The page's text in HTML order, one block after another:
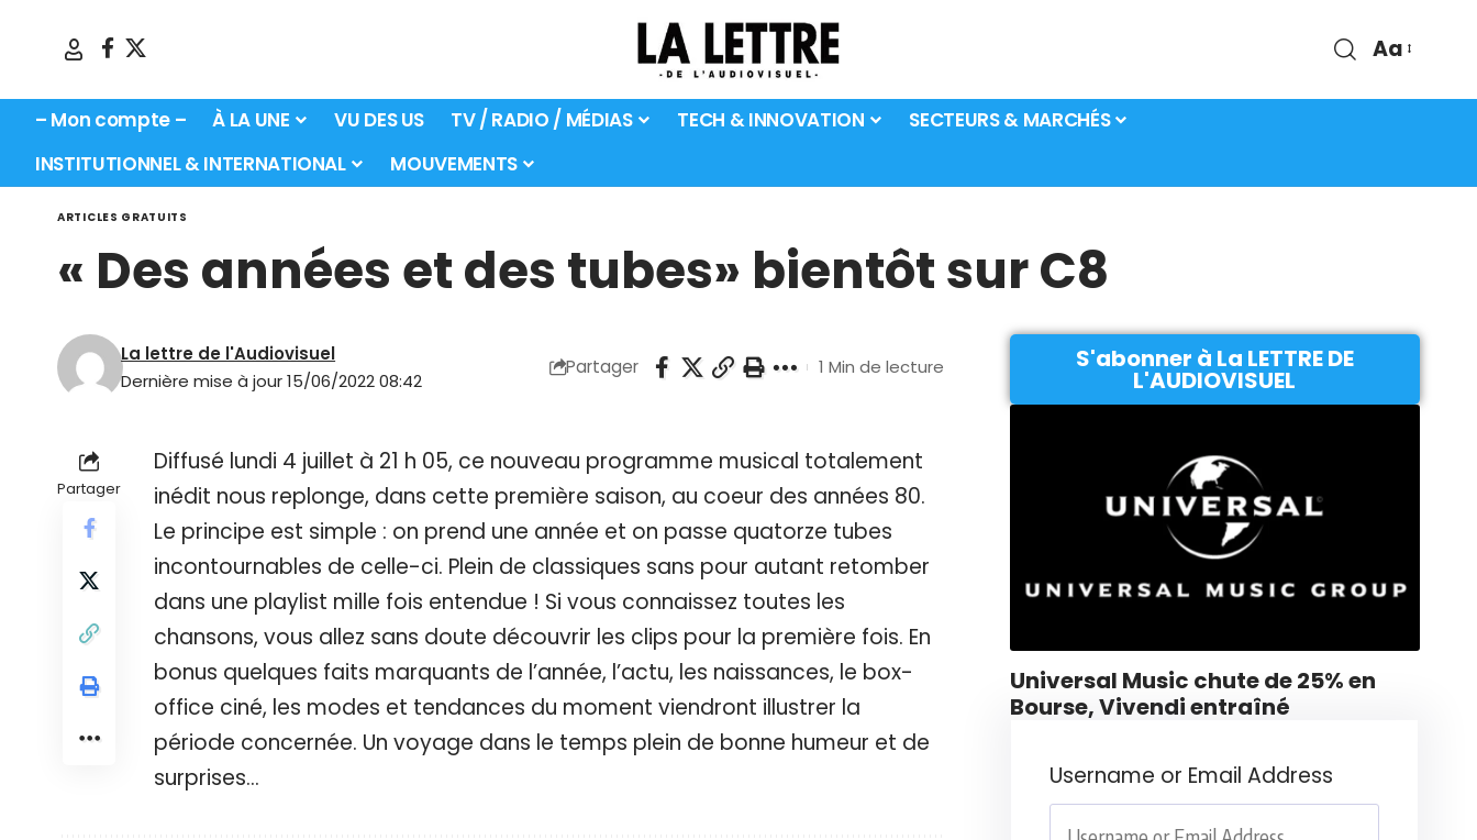
Aa
– Mon compte – À LA UNE VU DES US TV / RADIO / MÉDIAS TECH & INNOVATION
SECTEURS & MARCHÉS
INSTITUTIONNEL & INTERNATIONAL
MOUVEMENTS
ARTICLES GRATUITS
« Des années et des tubes» bientôt sur C8
Dernière mise à jour 15/06/2022 08:42
La lettre de l'Audiovisuel
Partager 1 Min de lecture
Partager
Diffusé lundi 4 juillet à 21 h 05, ce nouveau programme musical totalement
inédit nous replonge, dans cette première saison, au coeur des années 80.
Le principe est simple : on prend une année et on passe quatorze tubes
incontournables de celle-ci. Plein de classiques sans pour autant retomber
dans une playlist mille fois entendue ! Si vous connaissez toutes les
chansons, vous allez sans doute découvrir les clips pour la première fois. En
bonus quelques faits marquants de l’année, l’actu, les naissances, le box-
office ciné, les modes et tendances du moment viendront illustrer la
période concernée. Un voyage dans le temps plein de bonne humeur et de
surprises…
S'abonner à La LETTRE DE
L'AUDIOVISUEL
Universal Music chute de 25% en
Bourse, Vivendi entraîné
Username or Email Address